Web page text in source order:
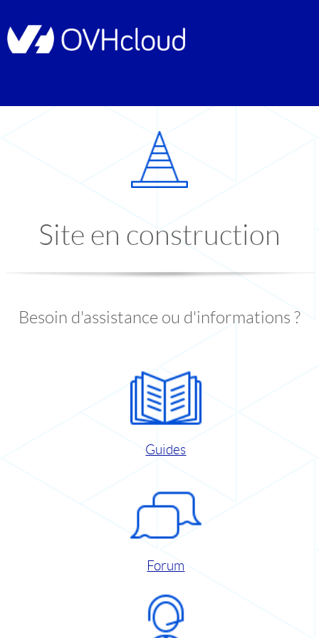
Site en construction
Besoin d'assistance ou d'informations ?
Guides
Forum